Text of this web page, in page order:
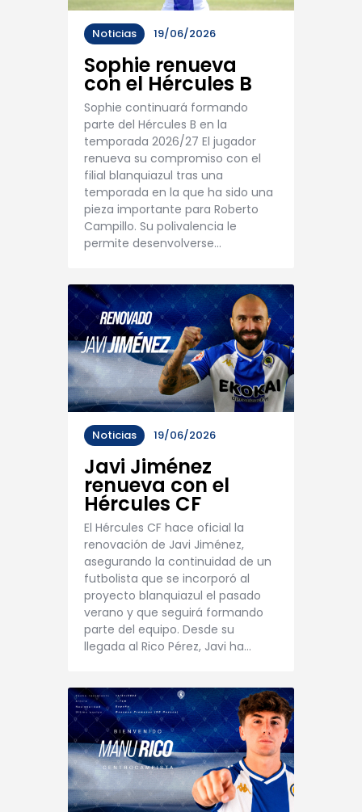
Noticias 19/06/2026
Sophie renueva
con el Hércules B
Sophie continuará formando
parte del Hércules B en la
temporada 2026/27 El jugador
renueva su compromiso con el
filial blanquiazul tras una
temporada en la que ha sido una
pieza importante para Roberto
Campillo. Su polivalencia le
permite desenvolverse…
Noticias 19/06/2026
Javi Jiménez
renueva con el
Hércules CF
El Hércules CF hace oficial la
renovación de Javi Jiménez,
asegurando la continuidad de un
futbolista que se incorporó al
proyecto blanquiazul el pasado
verano y que seguirá formando
parte del equipo. Desde su
llegada al Rico Pérez, Javi ha…